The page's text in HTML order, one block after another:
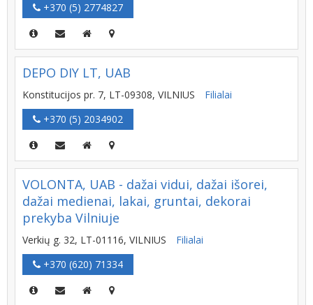
+370 (5) 2774827
DEPO DIY LT, UAB
Konstitucijos pr. 7, LT-09308, VILNIUS
Filialai
+370 (5) 2034902
VOLONTA, UAB - dažai vidui, dažai išorei,
dažai medienai, lakai, gruntai, dekorai
prekyba Vilniuje
Verkių g. 32, LT-01116, VILNIUS
Filialai
+370 (620) 71334